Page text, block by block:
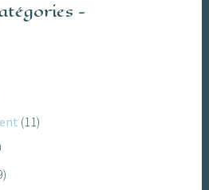
(11)